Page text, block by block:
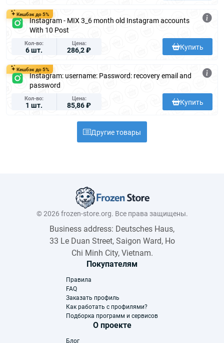
Кешбэк до 5%
Instagram - MIX 3_6 month old Instagram accounts
With 10 Post
Кол-во
6 шт.
Цена
286,2 ₽ Купить
Кешбэк до 5%
Instagram: username: Password: recovery email and
password
Кол-во
1 шт.
Цена
85,86 ₽ Купить
Другие товары
© 2026 frozen-store.org. Все права защищены.
Business address: Deutsches Haus,
33 Le Duan Street, Saigon Ward, Ho
Chi Minh City, Vietnam.
Покупателям
Правила
FAQ
Заказать профиль
Как работать с профилями?
Подборка программ и сервисов
О проекте
Блог